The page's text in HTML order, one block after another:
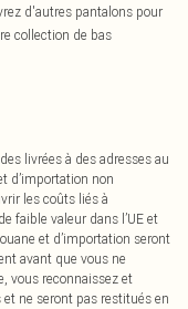
d'autres pantalons pour
collection de bas
livrées à des adresses au
d’importation non
les coûts liés à
faible valeur dans l’UE et
et d’importation seront
avant que vous ne
vous reconnaissez et
ne seront pas restitués en